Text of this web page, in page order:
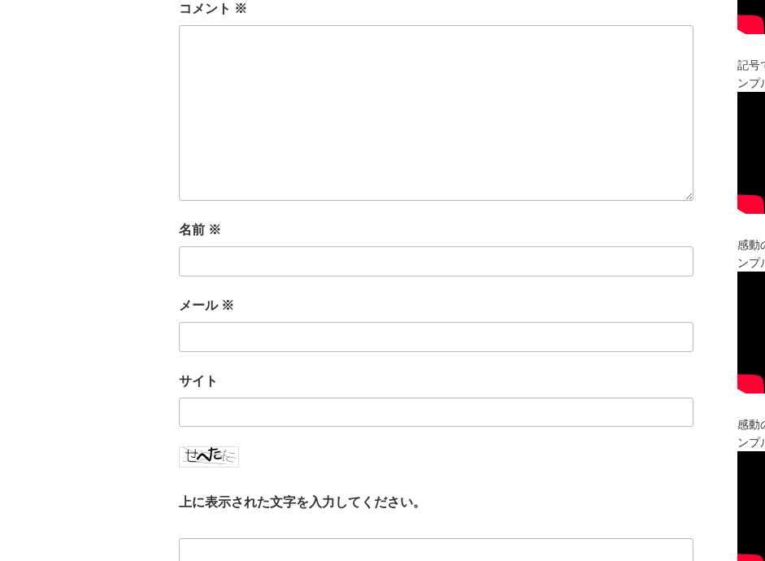
コメント ※
名前 ※
メール ※
サイト
上に表示された文字を入力してください。
記号
ンプ
感動
ンプ
感動
ンプ